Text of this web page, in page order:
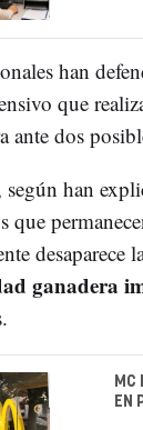
han
que
ante dos
han
que
ganadera
MC
EN